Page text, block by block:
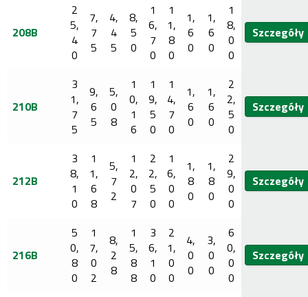
208B
2
5,
4
0
7,
7
5
4,
4
5
8,
5
0
1
6,
7
0
1
1,
8
0
1,
6
0
1,
6
0
1
8,
0
0
Szczegóły
210B
3
1,
7
5
9,
6
5
5,
0
8
1
0,
1
6
1
9,
5
0
1
4,
7
0
1,
6
0
1,
6
0
2
2,
5
0
Szczegóły
212B
3
8,
1
0
1
1,
6
8
5,
7
2
1
2,
0
7
2
2,
5
0
1
6,
0
0
1,
8
0
1,
8
0
2
9,
0
0
Szczegóły
216B
5
0,
8
0
1
7,
0
2
8,
2
8
1
5,
8
8
3
6,
1
0
2
1,
0
0
4,
0
0
3,
0
0
6
0,
0
0
Szczegóły